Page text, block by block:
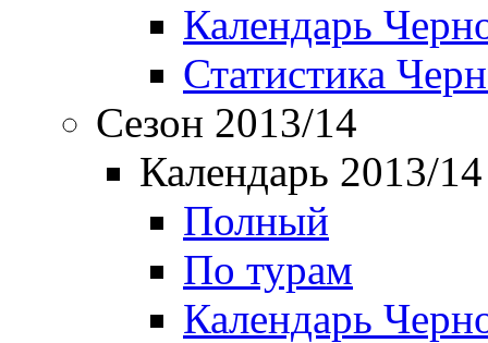
Календарь
Статистика
Сезон 2013/14
Календарь 2013/14
Полный
По турам
Календарь